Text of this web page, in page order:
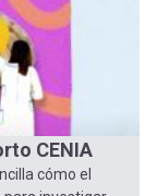
CENIA
cómo el